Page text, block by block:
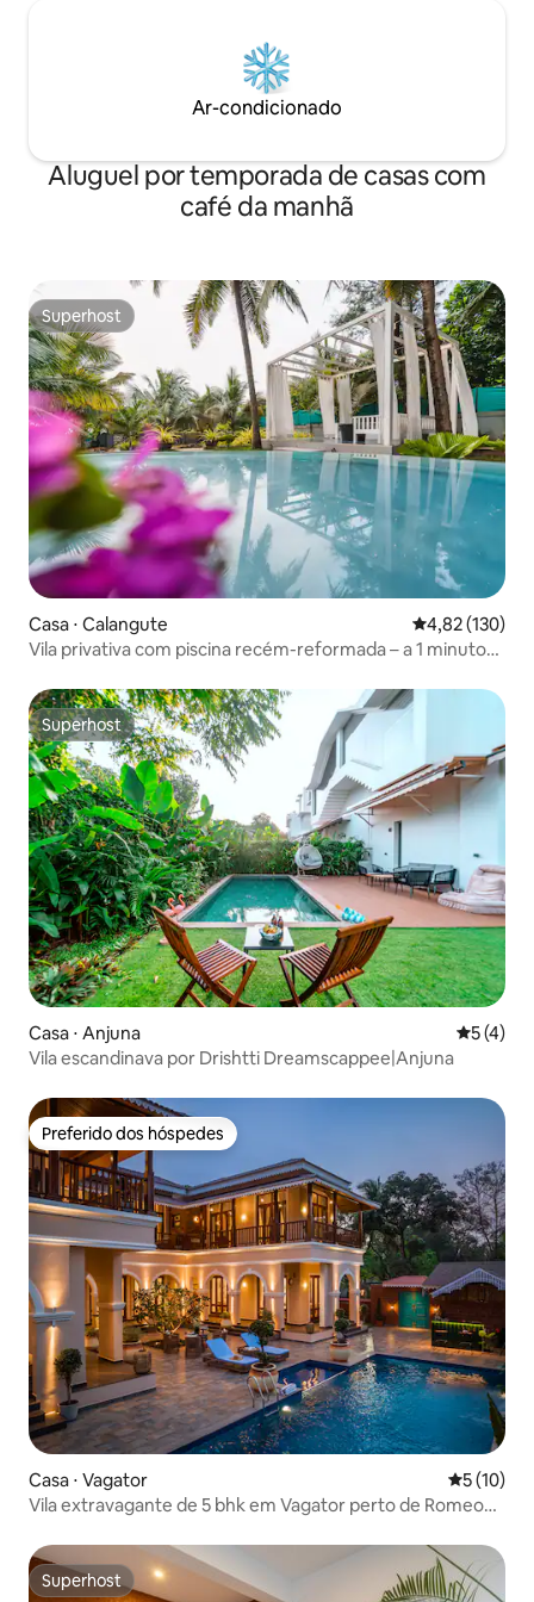
Ar-condicionado
Aluguel por temporada de casas com
café da manhã
Superhost
Superhost
Casa ⋅ Calangute 4,82 de uma
4,82 (130)
Vila privativa com piscina recém-reformada – a 1 minuto
Superhost
Superhost
Casa ⋅ Anjuna 5 de
5 (4)
Vila escandinava por Drishtti Dreamscappee|Anjuna
Preferido dos hóspedes
Preferido dos hóspedes
Casa ⋅ Vagator 5 de uma
5 (10)
Vila extravagante de 5 bhk em Vagator perto de Romeo
Superhost
Superhost